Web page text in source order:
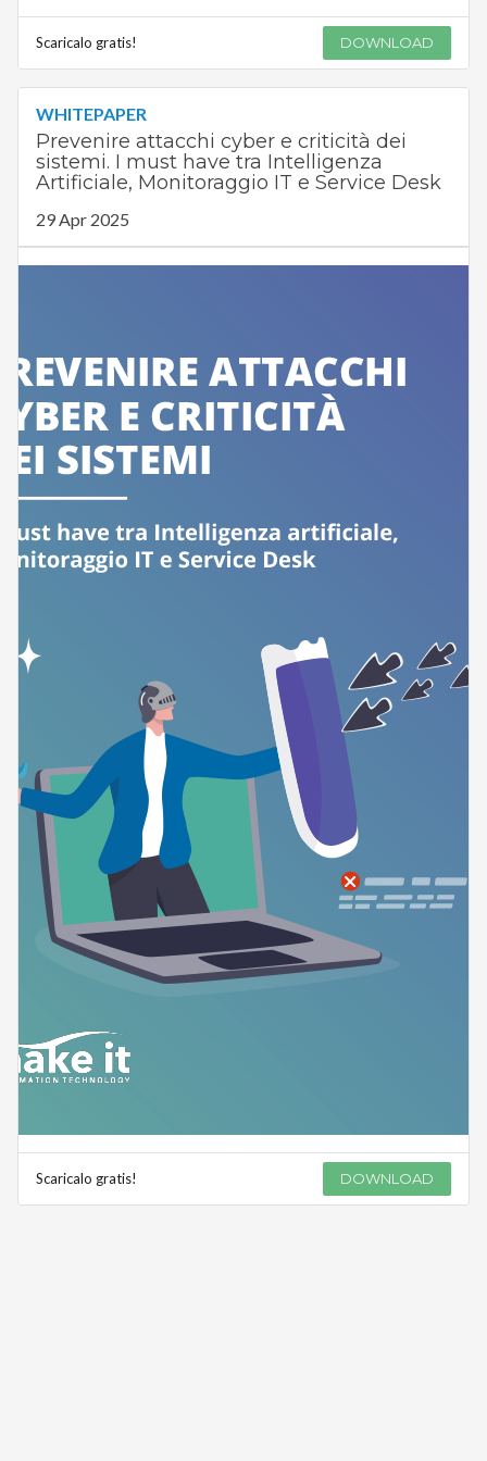
Scaricalo gratis! DOWNLOAD
WHITEPAPER
Prevenire attacchi cyber e criticità dei
sistemi. I must have tra Intelligenza
Artificiale, Monitoraggio IT e Service Desk
29 Apr 2025
Scaricalo gratis! DOWNLOAD